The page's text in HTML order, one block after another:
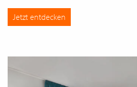
Jetzt entdecken